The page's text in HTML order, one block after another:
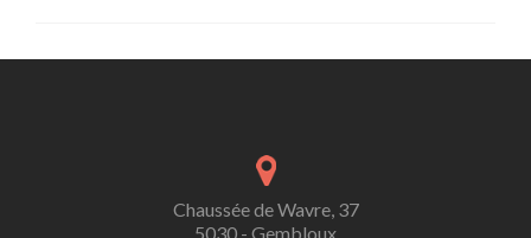
Chaussée de Wavre, 37
5030 - Gembloux